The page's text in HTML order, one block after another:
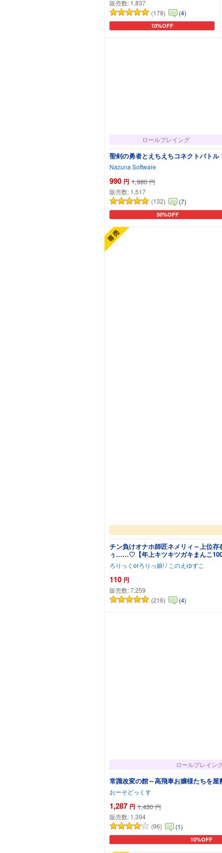
販売数: 1,837
(178)
(4)
10%OFF
カートに追加
ロールプレイング
聖剣の勇者とえちえちコネクトバトル
Nazuna Software
990 円 1,980 円
販売数: 1,517
(132)
(7)
50%OFF
カートに追加
チン負けオナホ師匠ネメリィ～上位
ぅ……♡【年上キツキツガキまんこ
ろりっくorろりっ娘!/ このえゆずこ
110 円
販売数:7,259
(216)
(4)
ロールプレイン
常識改変の館～高飛車お嬢様たちを
おーそどっくす
1,287 円 1,430 円
販売数: 1,394
(96)
(1)
10%OFF
カートに追加